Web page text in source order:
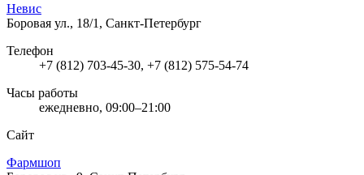
Невис
Боровая ул., 18/1, Санкт-Петербург
Телефон
+7 (812) 703-45-30, +7 (812) 575-54-74
Часы работы
ежедневно, 09:00–21:00
Сайт
Фармшоп